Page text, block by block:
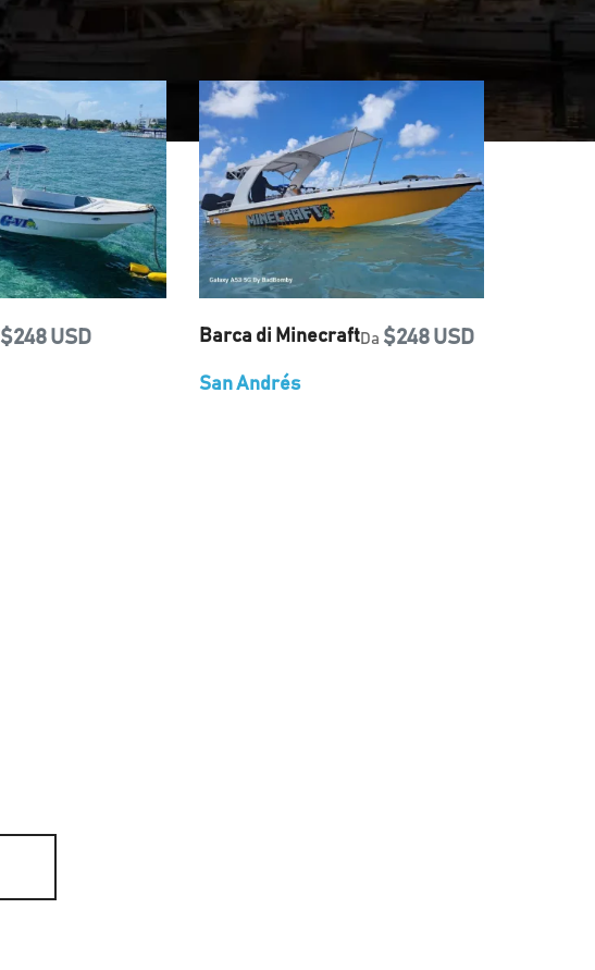
$248 USD Barca di MinecraftDa $248 USD
San Andrés